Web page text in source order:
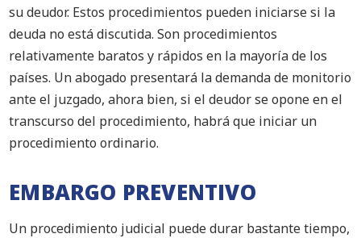
su deudor. Estos procedimientos pueden iniciarse si la
deuda no está discutida. Son procedimientos
relativamente baratos y rápidos en la mayoría de los
países. Un abogado presentará la demanda de monitorio
ante el juzgado, ahora bien, si el deudor se opone en el
transcurso del procedimiento, habrá que iniciar un
procedimiento ordinario.
EMBARGO PREVENTIVO
Un procedimiento judicial puede durar bastante tiempo,